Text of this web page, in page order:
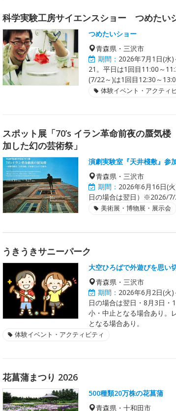
科学実験工房サイエンスショー つめたい
つめたいショー
青森県・三沢市
期間： 2026年7月1日(水
21。平日は1回目11:00～
(7/22～)は1回目12:30～
体験イベント・アクティ
スポット展「70’s イラン革命前夜の蜃気
加した幻の芸術祭」
演劇実験室『天井棧敷』参
青森県・三沢市
期間： 2026年6月16日(
日の場合は翌日）※2026/
美術展・博物展・展示会
うきうきサニーパーク
大空ひろばで外遊びを思い
青森県・三沢市
期間： 2026年6月2日(火
日の場合は翌日・8月3日
小・中止となる場合あり。
となる場合あり。
体験イベント・アクティビティ
花菖蒲まつり 2026
500種類20万株の花菖蒲
青森県・十和田市